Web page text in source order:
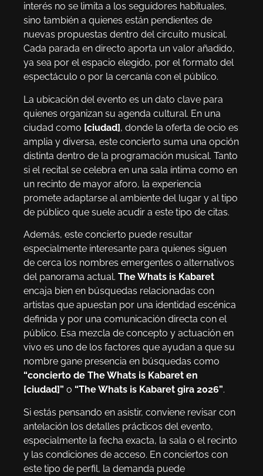
interés no se limita a los seguidores habituales,
sino también a quienes están pendientes de
nuevas propuestas dentro del circuito musical.
Cada parada en directo aporta un valor añadido,
ya sea por el espacio elegido, por el formato del
espectáculo o por la cercanía con el público.
La ubicación del evento es un dato clave para
quienes organizan su agenda cultural. En una
ciudad como [ciudad], donde la oferta de ocio es
amplia y diversa, este concierto suma una opción
distinta dentro de la programación musical. Tanto
si el recital se celebra en una sala íntima como en
un recinto de mayor aforo, la experiencia
promete adaptarse al ambiente del lugar y al tipo
de público que suele acudir a este tipo de citas.
Además, este concierto puede resultar
especialmente interesante para quienes siguen
de cerca los nombres emergentes o alternativos
del panorama actual. The Whats is Kabaret
encaja bien en búsquedas relacionadas con
artistas que apuestan por una identidad escénica
definida y por una comunicación directa con el
público. Esa mezcla de concepto y actuación en
vivo es uno de los factores que ayudan a que su
nombre gane presencia en búsquedas como
“concierto de The Whats is Kabaret en
[ciudad]” o “The Whats is Kabaret gira 2026”.
Si estás pensando en asistir, conviene revisar con
antelación los detalles prácticos del evento,
especialmente la fecha exacta, la sala o el recinto
y las condiciones de acceso. En conciertos con
este tipo de perfil, la demanda puede